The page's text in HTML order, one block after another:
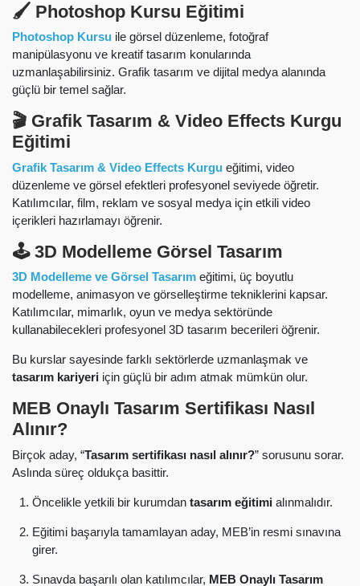
🖌️ Photoshop Kursu Eğitimi
Photoshop Kursu ile görsel düzenleme, fotoğraf
manipülasyonu ve kreatif tasarım konularında
uzmanlaşabilirsiniz. Grafik tasarım ve dijital medya alanında
güçlü bir temel sağlar.
🎬 Grafik Tasarım & Video Effects Kurgu
Eğitimi
Grafik Tasarım & Video Effects Kurgu eğitimi, video
düzenleme ve görsel efektleri profesyonel seviyede öğretir.
Katılımcılar, film, reklam ve sosyal medya için etkili video
içerikleri hazırlamayı öğrenir.
🕹️ 3D Modelleme Görsel Tasarım
3D Modelleme ve Görsel Tasarım eğitimi, üç boyutlu
modelleme, animasyon ve görselleştirme tekniklerini kapsar.
Katılımcılar, mimarlık, oyun ve medya sektöründe
kullanabilecekleri profesyonel 3D tasarım becerileri öğrenir.
Bu kurslar sayesinde farklı sektörlerde uzmanlaşmak ve
tasarım kariyeri için güçlü bir adım atmak mümkün olur.
MEB Onaylı Tasarım Sertifikası Nasıl
Alınır?
Birçok aday, “Tasarım sertifikası nasıl alınır?” sorusunu sorar.
Aslında süreç oldukça basittir.
Öncelikle yetkili bir kurumdan tasarım eğitimi alınmalıdır.
Eğitimi başarıyla tamamlayan aday, MEB’in resmi sınavına
girer.
Sınavda başarılı olan katılımcılar, MEB Onaylı Tasarım